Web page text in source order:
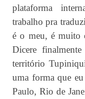
plataforma
trabalho pra
é o meu, é muito
Dicere
território
uma forma que
Paulo, Rio de